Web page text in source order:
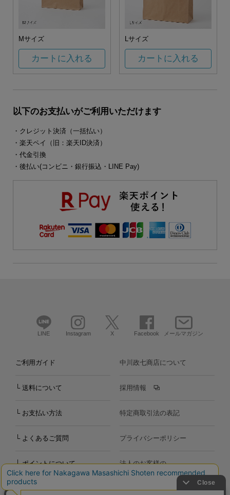
Mサイズ
カートに入れる
Lサイズ
カートに入れる
以下のお支払いがご利用いただけます
・クレジット決済（一括払い）
・楽天ペイ（旧：楽天ID決済）
・代金引換
・後払い(コンビニ・銀行振込・LINE Pay)
LINE Instagram X Facebook メールマガジン
ご利用ガイド
└ 送料について
└ お支払い方法
└ よくあるご質問
└ ポイントについて
個人のお客様の
中川政七商店について
採用情報
特定商取引法の表記
プライバシーポリシー
法人のお客様の
お問い合わせ